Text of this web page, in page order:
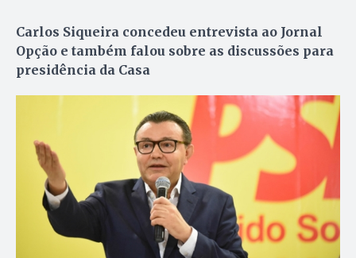
Carlos Siqueira concedeu entrevista ao Jornal
Opção e também falou sobre as discussões para
presidência da Casa